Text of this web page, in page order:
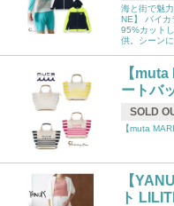
海と街で魅
NE】 バイカ
95%カット
供。シーン
【
ートバ
SOLD
【muta
【
ト